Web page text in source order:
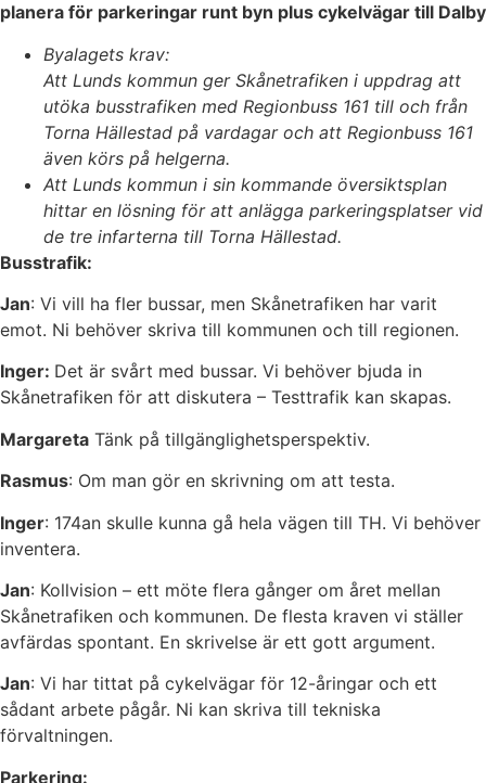
planera för parkeringar runt byn plus cykelvägar till Dalby
Byalagets krav:
Att Lunds kommun ger Skånetrafiken i uppdrag att
utöka busstrafiken med Regionbuss 161 till och från
Torna Hällestad på vardagar och att Regionbuss 161
även körs på helgerna.
Att Lunds kommun i sin kommande översiktsplan
hittar en lösning för att anlägga parkeringsplatser vid
de tre infarterna till Torna Hällestad.
Busstrafik:
Jan: Vi vill ha fler bussar, men Skånetrafiken har varit
emot. Ni behöver skriva till kommunen och till regionen.
Inger: Det är svårt med bussar. Vi behöver bjuda in
Skånetrafiken för att diskutera – Testtrafik kan skapas.
Margareta Tänk på tillgänglighetsperspektiv.
Rasmus: Om man gör en skrivning om att testa.
Inger: 174an skulle kunna gå hela vägen till TH. Vi behöver
inventera.
Jan: Kollvision – ett möte flera gånger om året mellan
Skånetrafiken och kommunen. De flesta kraven vi ställer
avfärdas spontant. En skrivelse är ett gott argument.
Jan: Vi har tittat på cykelvägar för 12-åringar och ett
sådant arbete pågår. Ni kan skriva till tekniska
förvaltningen.
Parkering: